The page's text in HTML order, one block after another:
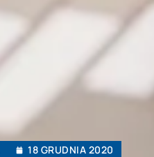
18 GRUDNIA 2020